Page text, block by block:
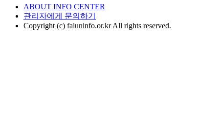
ABOUT INFO CENTER
관리자에게 문의하기
Copyright (c) faluninfo.or.kr All rights reserved.